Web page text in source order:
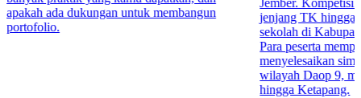
apakah ada dukungan untuk membangun
portofolio.
Jember. Kompetisi
jenjang TK hingga
sekolah di
Para peserta
menyelesaikan
wilayah Daop 9,
hingga Ketapang.